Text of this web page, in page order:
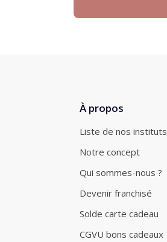
À propos
Liste de nos instituts
Notre concept
Qui sommes-nous ?
Devenir franchisé
Solde carte cadeau
CGVU bons cadeaux